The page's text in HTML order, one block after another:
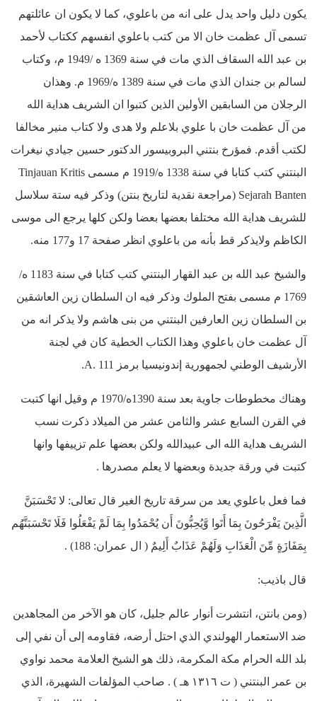
يكون دليل واحد يدل على انه من باعلوي، كما لا يكون ان عائلتهم
تسمى آل عظمت خان الا من كتب باعلوي انفسهم ككتاب لأحمد
بن عبد الله السقاف الذي مات في سنة 1369 ه /1949 م، وكتاب
لسالم بن جندان الذي مات في سنة 1389 ه/1969 م. وهذان
الرجلان من السابقين الأولين الذين كتبوا ان الشريف هداية الله
من آل عظمت خان با علوي بلاعلم ولا هدى ولا كتاب منير مخالفا
لكتب أقدم. فمؤرخ بنتني البروبيسور الدكتور حسين جيادي نيغرات
البنتني كتب كتابا في سنة 1338 ه/1919 م مسمى Tinjauan Kritis
Sejarah Banten (مراجعة نقدية لتاريخ بنتن) وذكر فيه ستة سلاسل
للشريف هداية الله مختلفا بعضها بعضا ولكن كلها يرجع الى موسى
الكاظم ولايذكر قط بأنه من باعلوي انظر صفحة 17 و177 منه.
والشيخ عبد الله بن عبد القهار البنتني كتب كتابا في سنة 1183 ه/
1769 م مسمى بفتح الملوك وذكر فيه ان السلطان زين العاشقين
بن السلطان زين العارفين البنتني من بنى هاشم ولا يذكر انه من
آل عظمت خان باعلوي وهذا الكتاب الخطية كان في لجنة
الأرشيف الوطني لجمهورية إندونيسيا برمز A. 111.
وهناك مخطوطات جاوية بعد سنة 1390ه/1970 م وقيل انها كتبت
في القرن السابع عشر والثامن عشر من الميلاد ذكرت نسب
الشريف هداية الله الى عبيدالله ولكن بعضها علم تزييفها وانها
كتبت في ورقة جديدة وبعضها لا يعلم مصدرها .
فما فعل باعلوي يعد من سرقة تاريخ الغير قال تعالى: لا تَحْسَبَنَّ
الَّذِينَ يَفْرَحُونَ بِمَا أَتَوا وَّيُحِبُّونَ أَن يُحْمَدُوا بِمَا لَمْ يَفْعَلُوا فَلَا تَحْسَبَنَّهُم
بِمَفَازَةٍ مِّنَ الْعَذَابِ وَلَهُمْ عَذَابٌ أَلِيمٌ ( ال عمران: 188) .
قال باذيب:
(ومن بانتن، انتشرت أنوار عالم جليل، كان هو الآخر من المجاهدين
ضد الاستعمار الهولندي الذي احتل أرضه، فقاومه إلى أن نفي إلى
بلد الله الحرام مكة المكرمة، ذلك هو الشيخ العلامة محمد نواوي
بن عمر البنتني ( ت ١٣١٦ هـ ) . صاحب المؤلفات الشهيرة، الذي